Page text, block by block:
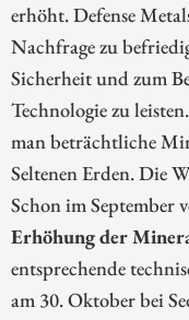
erhöht. Defense
Nachfrage zu
Sicherheit und zum
Technologie zu
man beträchtliche
Seltenen Erden. Die
Schon im September
Erhöhung der
entsprechende
am 30. Oktober bei